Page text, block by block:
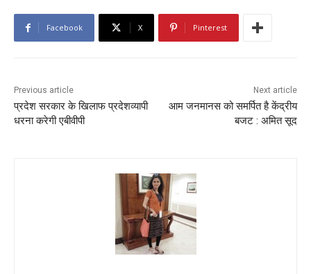
Facebook X Pinterest
Previous article
प्रदेश सरकार के खिलाफ प्रदेशव्यापी
धरना करेगी एबीवीपी
Next article
आम जनमानस को समर्पित है केंद्रीय
बजट : अमित सूद